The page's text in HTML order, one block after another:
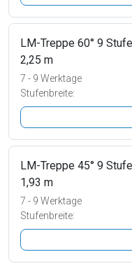
LM-Treppe 60° 9
2,25 m
7 - 9 Werktage
Stufenbreite:
LM-Treppe 45° 9
1,93 m
7 - 9 Werktage
Stufenbreite: